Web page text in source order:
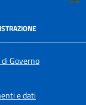
Governo
e dati